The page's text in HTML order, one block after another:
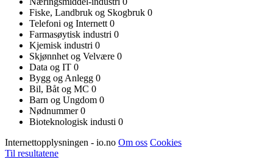
Fiske, Landbruk og Skogbruk 0
Telefoni og Internett 0
Farmasøytisk industri 0
Kjemisk industri 0
Skjønnhet og Velvære 0
Data og IT 0
Bygg og Anlegg 0
Bil, Båt og MC 0
Barn og Ungdom 0
Nødnummer0
Bioteknologisk industi 0
Internettopplysningen - io.no Om oss Cookies
Til resultatene